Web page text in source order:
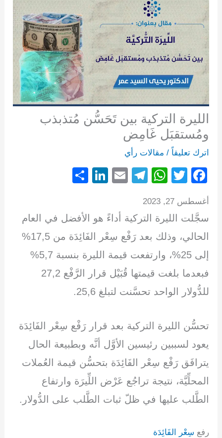
الليرة التركية بين تَحَسُّن مُتذبذب
ومُستقبَل غَامِض
اترك تعليقاً / مقالات رأي
F
c
e
b
o
o
k
T
tt
er
W
at
s
A
p
p
T
gr
a
m
E
Li
e
dI
n
e
أغسطس 27, 2023
سجَّلت الليرة التركية أداءً هو الأفضل في العام
الحالي، وذلك بعد رَفْع سِعْر الفَائِدَة من 17,5%
إلى 25%، وارتفعت قيمة الليرة بنسبة 5,7%
فبعدما بلغت قيمتها قُبَيْل قرار الرَّفْع 27,2
للدُّولار الواحد تحسَّنت لتبلغ 25,6.
تحسُّن الليرة التركية بعد قرار رَفْع سِعْر الفَائِدَة
يعود لسببين رئيسين الأوَّل أنَّه وبطبيعة الحال
يترافَق رَفْع سِعْر الفَائِدَة بتحسُّن قيمة العُملات
المحلِّيَّة، نتيجة تراجُع عَرْض اللِّيرَة وارتفاع
الطَّلب عليها في ظلّ ثبات الطَّلب على الدُّولار.
رفع سِعْر الفَائِدَة